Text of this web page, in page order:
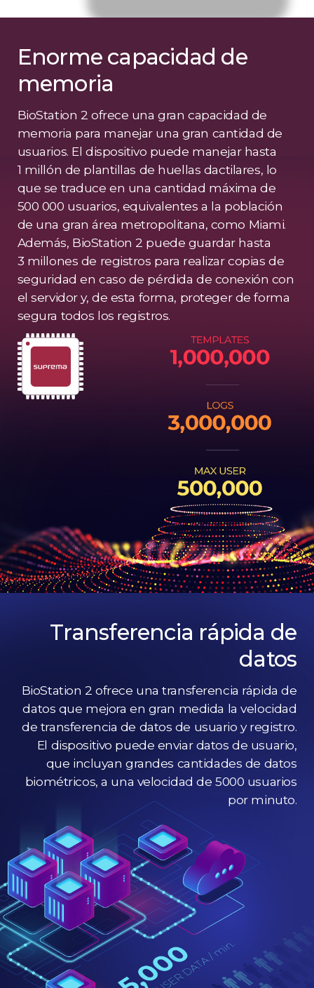
Enorme capacidad de
memoria
BioStation 2 ofrece una gran capacidad de
memoria para manejar una gran cantidad de
usuarios. El dispositivo puede manejar hasta
1 millón de plantillas de huellas dactilares, lo
que se traduce en una cantidad máxima de
500 000 usuarios, equivalentes a la población
de una gran área metropolitana, como Miami.
Además, BioStation 2 puede guardar hasta
3 millones de registros para realizar copias de
seguridad en caso de pérdida de conexión con
el servidor y, de esta forma, proteger de forma
segura todos los registros.
Transferencia rápida de
datos
BioStation 2 ofrece una transferencia rápida de
datos que mejora en gran medida la velocidad
de transferencia de datos de usuario y registro.
El dispositivo puede enviar datos de usuario,
que incluyan grandes cantidades de datos
biométricos, a una velocidad de 5000 usuarios
por minuto.